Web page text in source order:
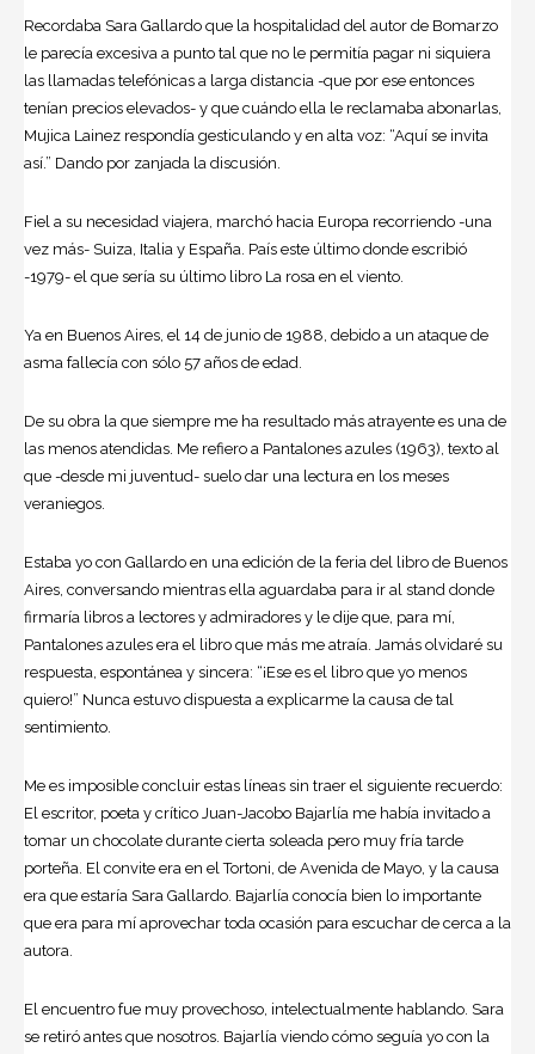
Recordaba Sara Gallardo que la hospitalidad del autor de Bomarzo
le parecía excesiva a punto tal que no le permitía pagar ni siquiera
las llamadas telefónicas a larga distancia -que por ese entonces
tenían precios elevados- y que cuándo ella le reclamaba abonarlas,
Mujica Lainez respondía gesticulando y en alta voz: “Aquí se invita
así.” Dando por zanjada la discusión.
Fiel a su necesidad viajera, marchó hacia Europa recorriendo -una
vez más- Suiza, Italia y España. País este último donde escribió
-1979- el que sería su último libro La rosa en el viento.
Ya en Buenos Aires, el 14 de junio de 1988, debido a un ataque de
asma fallecía con sólo 57 años de edad.
De su obra la que siempre me ha resultado más atrayente es una de
las menos atendidas. Me refiero a Pantalones azules (1963), texto al
que -desde mi juventud- suelo dar una lectura en los meses
veraniegos.
Estaba yo con Gallardo en una edición de la feria del libro de Buenos
Aires, conversando mientras ella aguardaba para ir al stand donde
firmaría libros a lectores y admiradores y le dije que, para mí,
Pantalones azules era el libro que más me atraía. Jamás olvidaré su
respuesta, espontánea y sincera: “¡Ese es el libro que yo menos
quiero!” Nunca estuvo dispuesta a explicarme la causa de tal
sentimiento.
Me es imposible concluir estas líneas sin traer el siguiente recuerdo:
El escritor, poeta y crítico Juan-Jacobo Bajarlía me había invitado a
tomar un chocolate durante cierta soleada pero muy fría tarde
porteña. El convite era en el Tortoni, de Avenida de Mayo, y la causa
era que estaría Sara Gallardo. Bajarlía conocía bien lo importante
que era para mí aprovechar toda ocasión para escuchar de cerca a la
autora.
El encuentro fue muy provechoso, intelectualmente hablando. Sara
se retiró antes que nosotros. Bajarlía viendo cómo seguía yo con la